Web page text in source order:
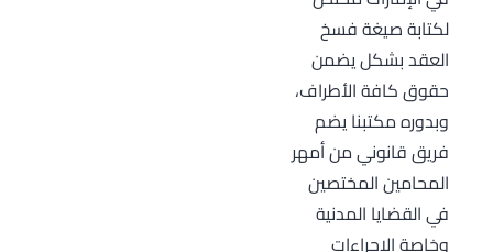
لكتابة صيغة فسخ
العقد بشكل يضمن
حقوق كافة الأطراف،
وبدوره مكتبنا يضم
فريق قانوني من أمهر
المحامين المختصين
في القضايا المدنية
وخاصة الإجراءات